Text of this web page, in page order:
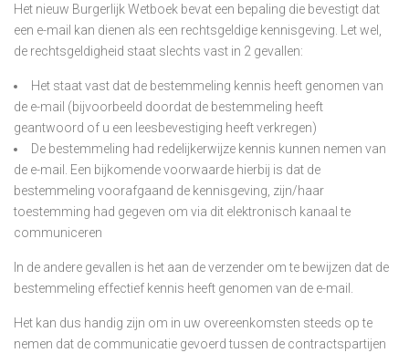
Het nieuw Burgerlijk Wetboek bevat een bepaling die bevestigt dat
een e-mail kan dienen als een rechtsgeldige kennisgeving. Let wel,
de rechtsgeldigheid staat slechts vast in 2 gevallen:
Het staat vast dat de bestemmeling kennis heeft genomen van
de e-mail (bijvoorbeeld doordat de bestemmeling heeft
geantwoord of u een leesbevestiging heeft verkregen)
De bestemmeling had redelijkerwijze kennis kunnen nemen van
de e-mail. Een bijkomende voorwaarde hierbij is dat de
bestemmeling voorafgaand de kennisgeving, zijn/haar
toestemming had gegeven om via dit elektronisch kanaal te
communiceren
In de andere gevallen is het aan de verzender om te bewijzen dat de
bestemmeling effectief kennis heeft genomen van de e-mail.
Het kan dus handig zijn om in uw overeenkomsten steeds op te
nemen dat de communicatie gevoerd tussen de contractspartijen